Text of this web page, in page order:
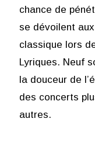
chance de
se dévoilent
classique lors
Lyriques. Neuf
la douceur de
des concerts
autres.